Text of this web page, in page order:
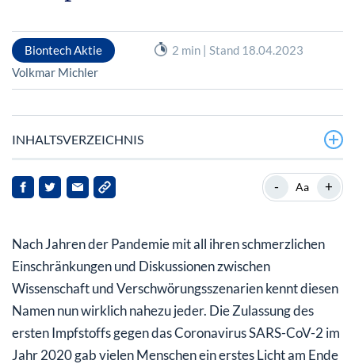
Biontech Aktie
2 min | Stand 18.04.2023
Volkmar Michler
INHALTSVERZEICHNIS
Erneut starke Quartalszahlen
Aktienrückkauf bis Ende 2023 geplant
Analysten sehen Kurspotenzial bis 110%
- Aa +
Nach Jahren der Pandemie mit all ihren schmerzlichen
Einschränkungen und Diskussionen zwischen
Wissenschaft und Verschwörungsszenarien kennt diesen
Namen nun wirklich nahezu jeder. Die Zulassung des
ersten Impfstoffs gegen das Coronavirus SARS-CoV-2 im
Jahr 2020 gab vielen Menschen ein erstes Licht am Ende